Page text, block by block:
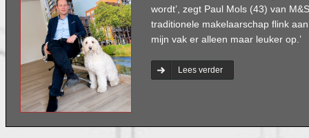
wordt’, zegt Paul Mols (43) van
traditionele makelaarschap flink
mijn vak er alleen maar leuker op.’
Lees verder